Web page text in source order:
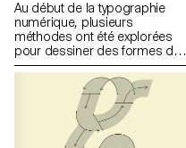
Au début de la typographie
numérique, plusieurs
méthodes ont été explorées
pour dessiner des formes de
lettres. L’une d'entre elles, la
courbe de Bézier, un
algorithme qui génère des
courbes avec une petite
quantité de données, présente
l’avantage crucial d’économiser